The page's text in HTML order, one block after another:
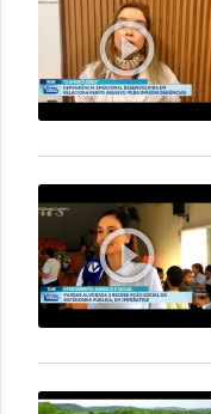
play_circle_outline
play_circle_outline